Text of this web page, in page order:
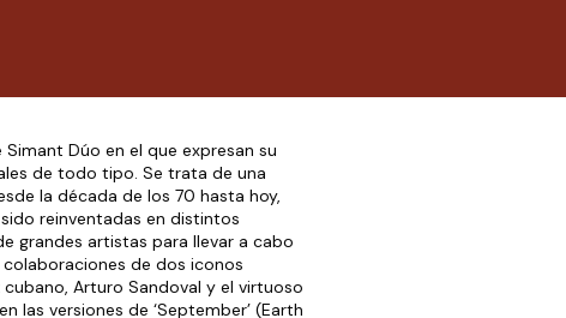
Dúo en el que expresan su
de todo tipo. Se trata de una
la década de los 70 hasta hoy,
reinventadas en distintos
grandes artistas para llevar a cabo
de dos iconos
Arturo Sandoval y el virtuoso
las versiones de ‘September’ (Earth